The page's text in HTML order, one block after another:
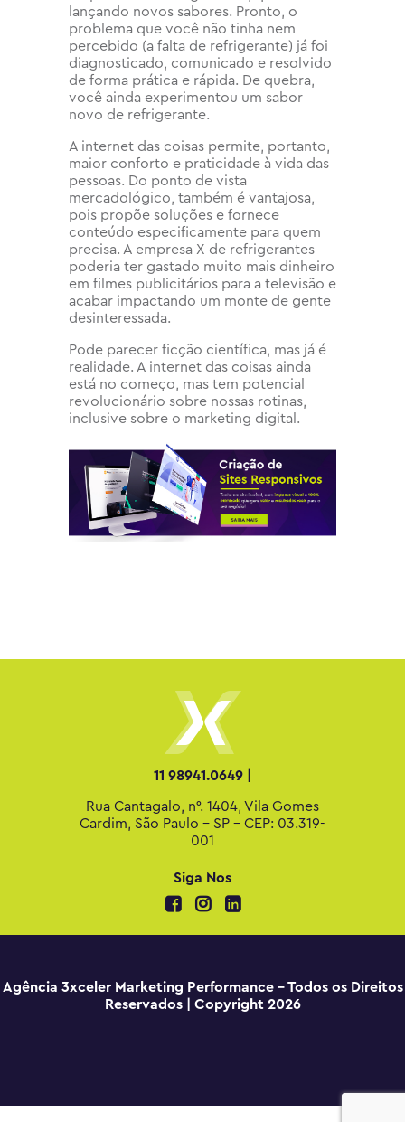
lançando novos sabores. Pronto, o
problema que você não tinha nem
percebido (a falta de refrigerante) já foi
diagnosticado, comunicado e resolvido
de forma prática e rápida. De quebra,
você ainda experimentou um sabor
novo de refrigerante.
A internet das coisas permite, portanto,
maior conforto e praticidade à vida das
pessoas. Do ponto de vista
mercadológico, também é vantajosa,
pois propõe soluções e fornece
conteúdo especificamente para quem
precisa. A empresa X de refrigerantes
poderia ter gastado muito mais dinheiro
em filmes publicitários para a televisão e
acabar impactando um monte de gente
desinteressada.
Pode parecer ficção científica, mas já é
realidade. A internet das coisas ainda
está no começo, mas tem potencial
revolucionário sobre nossas rotinas,
inclusive sobre o marketing digital.
11 98941.0649 |
Rua Cantagalo, n°. 1404, Vila Gomes
Cardim, São Paulo - SP - CEP: 03.319-
001
Siga Nos
Agência 3xceler Marketing Performance - Todos os Direitos
Reservados | Copyright 2026